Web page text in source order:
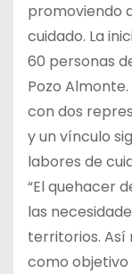
promoviendo
cuidado. La
60 personas
Pozo
con dos
y un vínculo
labores de
“El quehacer
las
territorios. Así
como objetivo